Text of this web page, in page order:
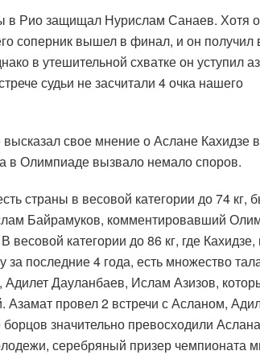
в Рио защищал Нурислам Санаев. Хотя
соперник вышел в финал, и он получил
в утешительной схватке он уступил
судьи не засчитали 4 очка нашего
свое мнение о Аслане Кахидзе
в Олимпиаде вызвало немало споров.
страны в весовой категории до 74 кг,
Байрамуков, комментировавший
категории до 86 кг, где Кахидзе,
последние 4 года, есть множество
Адилет Дауланбаев, Ислам Азизов,
провел 2 встречи с Асланом,
значительно превосходили
серебряный призер чемпионата